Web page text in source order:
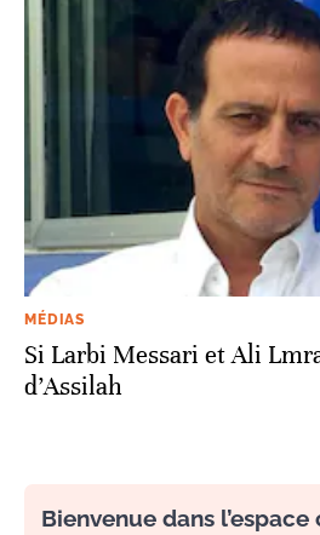
MÉDIAS
Si Larbi Messari et Ali
d’Assilah
Bienvenue dans